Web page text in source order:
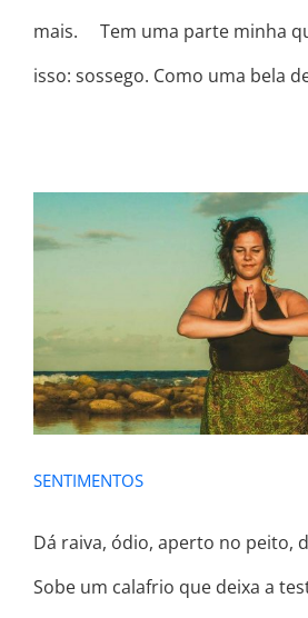
mais. ⠀ Tem uma parte minha
isso: sossego. Como uma bela
SENTIMENTOS
Dá raiva, ódio, aperto no peito,
Sobe um calafrio que deixa a